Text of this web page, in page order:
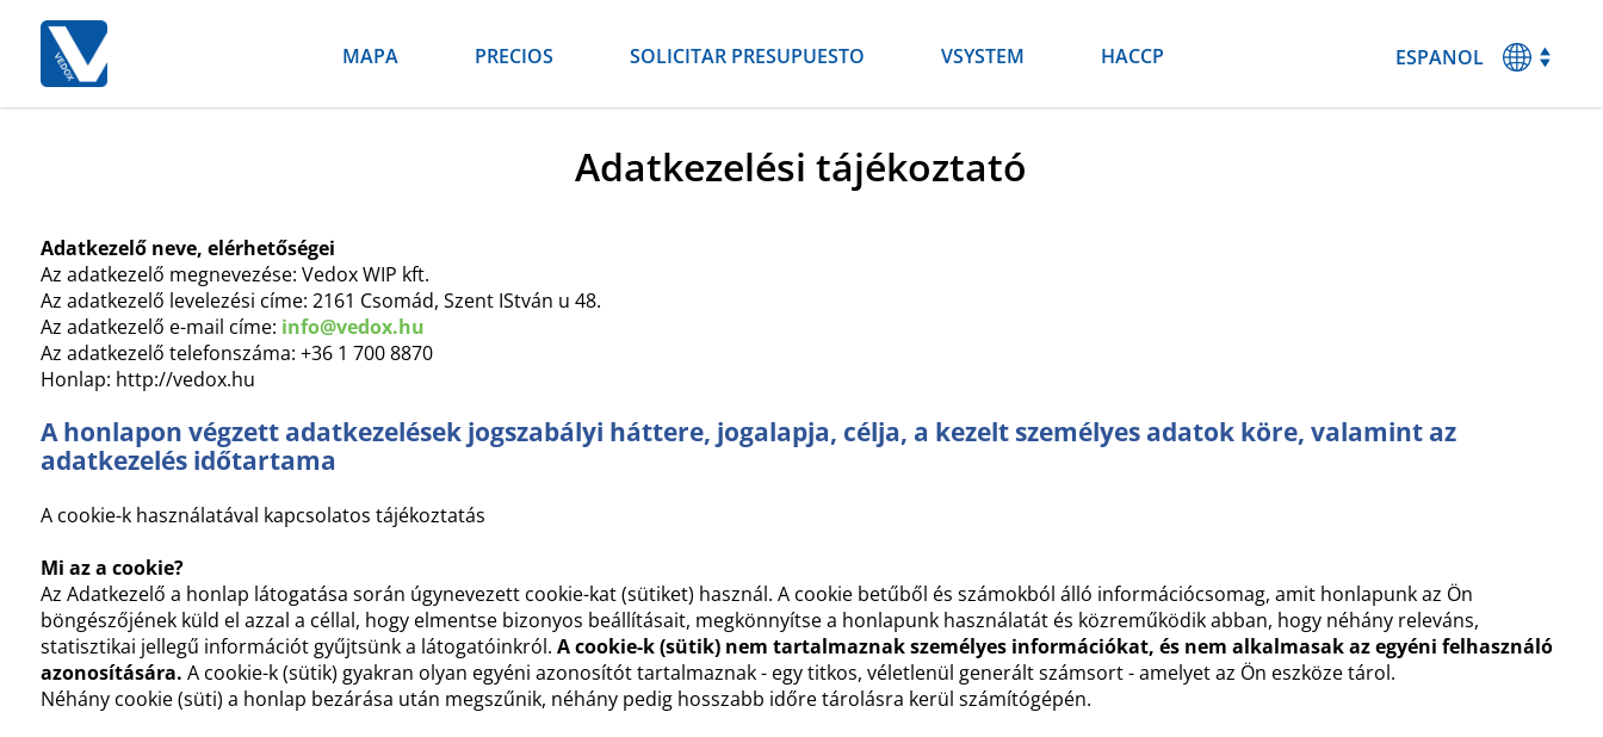
MAPA PRECIOS SOLICITAR PRESUPUESTO VSYSTEM HACCP
ESPANOL
MAGYAR
Adatkezelési tájékoztató
Adatkezelő neve, elérhetőségei
Az adatkezelő megnevezése: Vedox WIP kft.
Az adatkezelő levelezési címe: 2161 Csomád, Szent IStván u 48.
Az adatkezelő e-mail címe: info@vedox.hu
Az adatkezelő telefonszáma: +36 1 700 8870
Honlap: http://vedox.hu
A honlapon végzett adatkezelések jogszabályi háttere, jogalapja, célja, a kezelt személyes adatok köre, valamint az
adatkezelés időtartama
A cookie-k használatával kapcsolatos tájékoztatás
Mi az a cookie?
Az Adatkezelő a honlap látogatása során úgynevezett cookie-kat (sütiket) használ. A cookie betűből és számokból álló információcsomag, amit honlapunk az Ön
böngészőjének küld el azzal a céllal, hogy elmentse bizonyos beállításait, megkönnyítse a honlapunk használatát és közreműködik abban, hogy néhány releváns,
statisztikai jellegű információt gyűjtsünk a látogatóinkról. A cookie-k (sütik) nem tartalmaznak személyes információkat, és nem alkalmasak az egyéni felhasználó
azonosítására. A cookie-k (sütik) gyakran olyan egyéni azonosítót tartalmaznak - egy titkos, véletlenül generált számsort - amelyet az Ön eszköze tárol.
Néhány cookie (süti) a honlap bezárása után megszűnik, néhány pedig hosszabb időre tárolásra kerül számítógépén.